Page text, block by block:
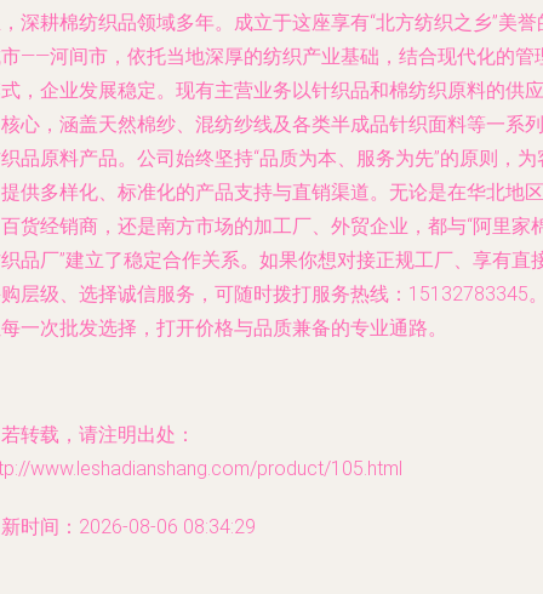
深耕棉纺织品领域多年。成立于这座享有“北方纺织之乡”美誉
――河间市，依托当地深厚的纺织产业基础，结合现代化的管
，企业发展稳定。现有主营业务以针织品和棉纺织原料的供应
心，涵盖天然棉纱、混纺纱线及各类半成品针织面料等一系列
品原料产品。公司始终坚持“品质为本、服务为先”的原则，为
供多样化、标准化的产品支持与直销渠道。无论是在华北地区
货经销商，还是南方市场的加工厂、外贸企业，都与“阿里家
品厂”建立了稳定合作关系。如果你想对接正规工厂、享有直
层级、选择诚信服务，可随时拨打服务热线：15132783345
一次批发选择，打开价格与品质兼备的专业通路。
转载，请注明出处：
www.leshadianshang.com/product/105.html
时间：2026-08-06 08:34:29